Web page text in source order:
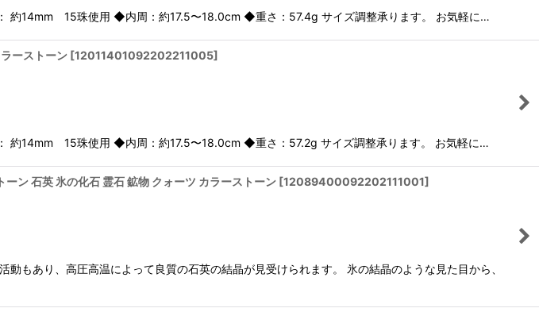
14mm 15珠使用 ◆内周：約17.5〜18.0cm ◆重さ：57.4g サイズ調整承ります。 お気軽に…
ーストーン [12011401092202211005]
14mm 15珠使用 ◆内周：約17.5〜18.0cm ◆重さ：57.2g サイズ調整承ります。 お気軽に…
ン 石英 氷の化石 霊石 鉱物 クォーツ カラーストーン [12089400092202111001]
もあり、高圧高温によって良質の石英の結晶が見受けられます。 氷の結晶のような見た目から、